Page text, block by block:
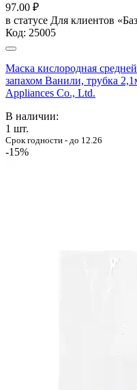
97.00 ₽
в статусе Для клиентов
Код: 25005
Маска кислородная
запахом Ванили, трубка
Appliances Co., Ltd.
В наличии:
1 шт.
Срок годности - до 12.26
-15%